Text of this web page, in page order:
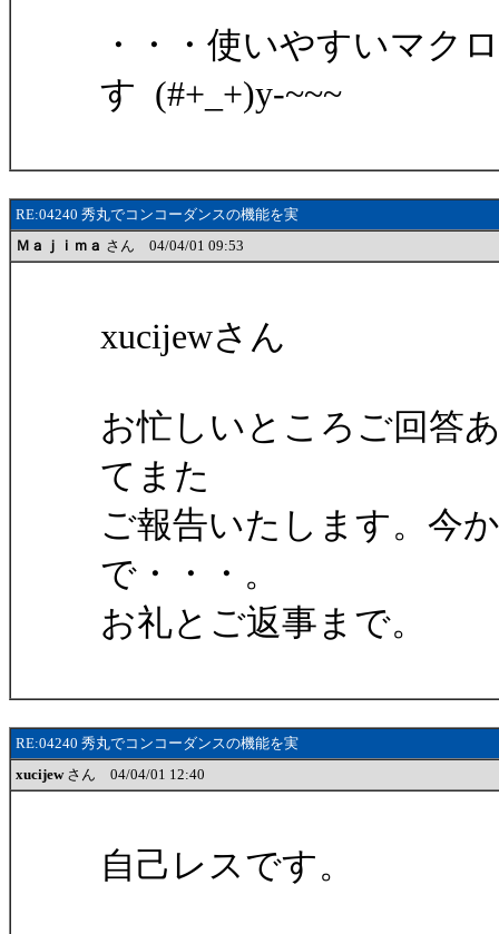
・・・使いやすいマク
す (#+_+)y-~~~
RE:04240 秀丸でコンコーダンスの機能を実
Ｍａｊｉｍａ さん 04/04/01 09:53
xucijewさん
お忙しいところご回答
てまた
ご報告いたします。今
で・・・。
お礼とご返事まで。
RE:04240 秀丸でコンコーダンスの機能を実
xucijewさん 04/04/01 12:40
自己レスです。